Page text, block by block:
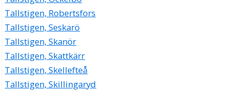
Tallstigen, Robertsfors
Tallstigen, Seskarö
Tallstigen, Skanör
Tallstigen, Skattkärr
Tallstigen, Skellefteå
Tallstigen, Skillingaryd